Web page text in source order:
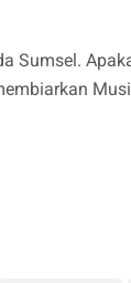
Sumsel.